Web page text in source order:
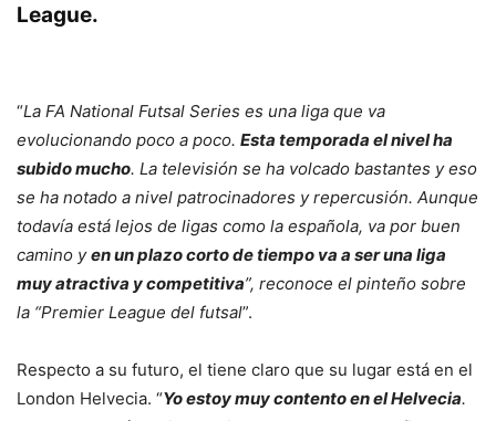
League.
“La FA National Futsal Series es una liga que va
evolucionando poco a poco. Esta temporada el nivel ha
subido mucho. La televisión se ha volcado bastantes y eso
se ha notado a nivel patrocinadores y repercusión. Aunque
todavía está lejos de ligas como la española, va por buen
camino yen un plazo corto de tiempo va a ser una liga
muy atractiva y competitiva”, reconoce el pinteño sobre
la “Premier League del futsal”.
Respecto a su futuro, el tiene claro que su lugar está en el
London Helvecia. “Yo estoy muy contento en el Helvecia.